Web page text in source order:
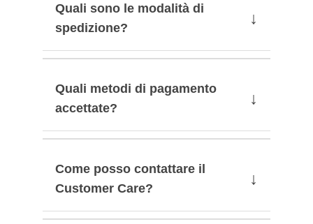
Quali sono le modalità di
spedizione?
↓
Quali metodi di pagamento
accettate?
↓
Come posso contattare il
Customer Care?
↓